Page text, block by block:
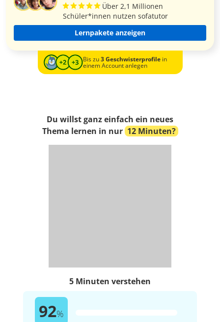
Über 2,1 Millionen
Schüler*innen nutzen sofatutor
Lernpakete anzeigen
Bis zu3 Geschwisterprofilein
einem Account anlegen
Du willst ganz einfach ein neues
Thema lernen in nur 12 Minuten?
5 Minuten verstehen
92%